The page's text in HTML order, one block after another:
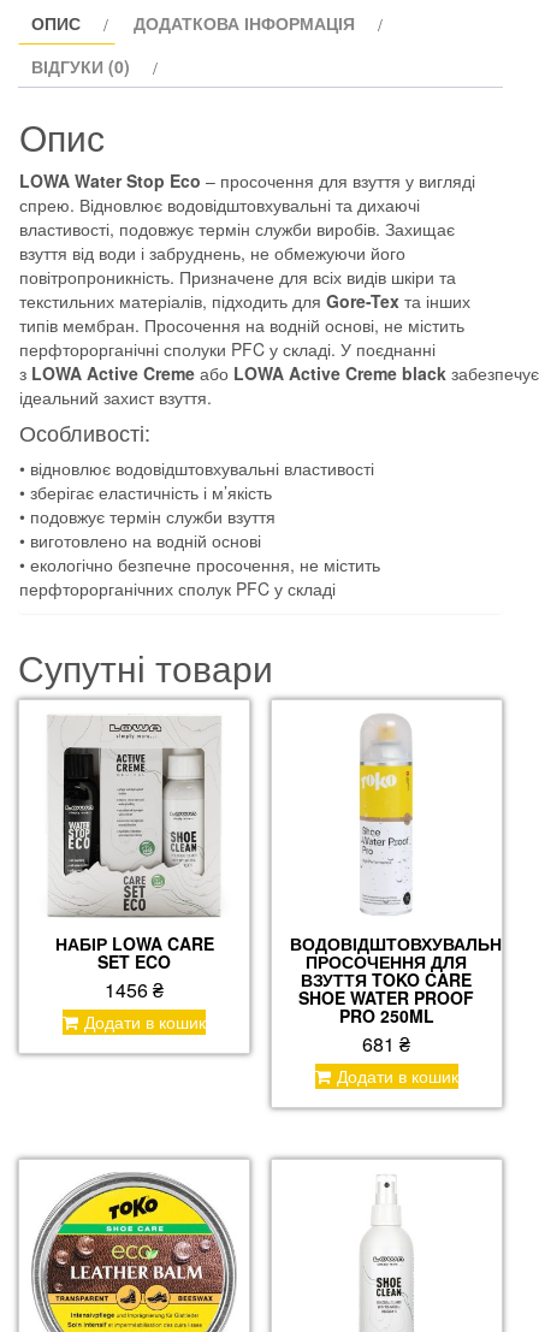
ml
кількість
ОПИС
ДОДАТКОВА ІНФОРМАЦІЯ
ВІДГУКИ (0)
Опис
LOWA Water Stop Eco – просочення для взуття у вигляді
спрею. Відновлює водовідштовхувальні та дихаючі
властивості, подовжує термін служби виробів. Захищає
взуття від води і забруднень, не обмежуючи його
повітропроникність. Призначене для всіх видів шкіри та
текстильних матеріалів, підходить для Gore-Tex та інших
типів мембран. Просочення на водній основі, не містить
перфторорганічні сполуки PFC у складі. У поєднанні
з LOWA Active Creme або LOWA Active Creme black забезпечує
ідеальний захист взуття.
Особливості:
• відновлює водовідштовхувальні властивості
• зберігає еластичність і м’якість
• подовжує термін служби взуття
• виготовлено на водній основі
• екологічно безпечне просочення, не містить
перфторорганічних сполук PFC у складі
Супутні товари
НАБІР LOWA CARE
SET ECO
1456₴
Додати в кошик
ВОДОВІДШТОВХУВАЛЬНЕ
ПРОСОЧЕННЯ ДЛЯ
ВЗУТТЯ TOKO CARE
SHOE WATER PROOF
PRO 250ML
681₴
Додати в кошик